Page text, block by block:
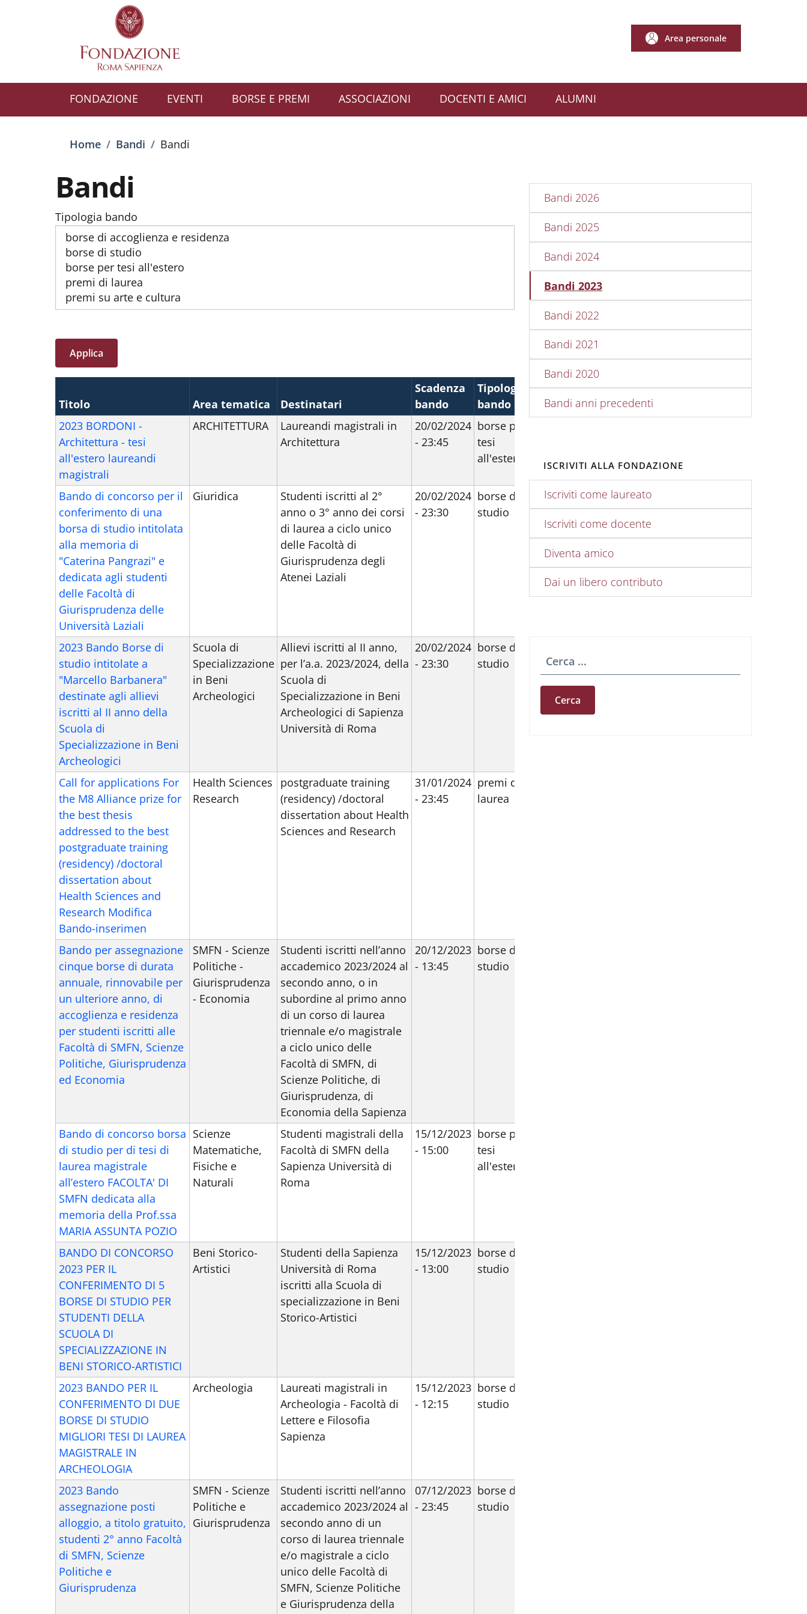
Salta al contenuto principale
Area personale
Area personale
FONDAZIONE EVENTI BORSE E PREMI ASSOCIAZIONI DOCENTI E AMICI ALUMNI
Briciole di pane
Home / Bandi / Bandi
Bandi
Tipologia bando
Titolo Area tematica Destinatari
Scadenza
bando
Tipologia
bando
Borse
disponibili
importo
borsa
2023 BORDONI -
Architettura - tesi
all'estero laureandi
magistrali
ARCHITETTURA
Laureandi magistrali in
Architettura
20/02/2024
- 23:45
borse per
tesi
all'estero
Bando di concorso per il
conferimento di una
borsa di studio intitolata
alla memoria di
"Caterina Pangrazi" e
dedicata agli studenti
delle Facoltà di
Giurisprudenza delle
Università Laziali
Giuridica
Studenti iscritti al 2°
anno o 3° anno dei corsi
di laurea a ciclo unico
delle Facoltà di
Giurisprudenza degli
Atenei Laziali
20/02/2024
- 23:30
borse di
studio
€7.600,00
2023 Bando Borse di
studio intitolate a
"Marcello Barbanera"
destinate agli allievi
iscritti al II anno della
Scuola di
Specializzazione in Beni
Archeologici
Scuola di
Specializzazione
in Beni
Archeologici
Allievi iscritti al II anno,
per l’a.a. 2023/2024, della
Scuola di
Specializzazione in Beni
Archeologici di Sapienza
Università di Roma
20/02/2024
- 23:30
borse di
studio
Call for applications For
the M8 Alliance prize for
the best thesis
addressed to the best
postgraduate training
(residency) /doctoral
dissertation about
Health Sciences and
Research Modifica
Bando-inserimen
Health Sciences
Research
postgraduate training
(residency) /doctoral
dissertation about Health
Sciences and Research
31/01/2024
- 23:45
premi di
laurea
Bando per assegnazione
cinque borse di durata
annuale, rinnovabile per
un ulteriore anno, di
accoglienza e residenza
per studenti iscritti alle
Facoltà di SMFN, Scienze
Politiche, Giurisprudenza
ed Economia
SMFN - Scienze
Politiche -
Giurisprudenza
- Economia
Studenti iscritti nell’anno
accademico 2023/2024 al
secondo anno, o in
subordine al primo anno
di un corso di laurea
triennale e/o magistrale
a ciclo unico delle
Facoltà di SMFN, di
Scienze Politiche, di
Giurisprudenza, di
Economia della Sapienza
20/12/2023
- 13:45
borse di
studio
Bando di concorso borsa
di studio per di tesi di
laurea magistrale
all’estero FACOLTA' DI
SMFN dedicata alla
memoria della Prof.ssa
MARIA ASSUNTA POZIO
Scienze
Matematiche,
Fisiche e
Naturali
Studenti magistrali della
Facoltà di SMFN della
Sapienza Università di
Roma
15/12/2023
- 15:00
borse per
tesi
all'estero
BANDO DI CONCORSO
2023 PER IL
CONFERIMENTO DI 5
BORSE DI STUDIO PER
STUDENTI DELLA
SCUOLA DI
SPECIALIZZAZIONE IN
BENI STORICO-ARTISTICI
Beni Storico-
Artistici
Studenti della Sapienza
Università di Roma
iscritti alla Scuola di
specializzazione in Beni
Storico-Artistici
15/12/2023
- 13:00
borse di
studio
2023 BANDO PER IL
CONFERIMENTO DI DUE
BORSE DI STUDIO
MIGLIORI TESI DI LAUREA
MAGISTRALE IN
ARCHEOLOGIA
Archeologia
Laureati magistrali in
Archeologia - Facoltà di
Lettere e Filosofia
Sapienza
15/12/2023
- 12:15
borse di
studio
2023 Bando
assegnazione posti
alloggio, a titolo gratuito,
studenti 2° anno Facoltà
di SMFN, Scienze
Politiche e
Giurisprudenza
SMFN - Scienze
Politiche e
Giurisprudenza
Studenti iscritti nell’anno
accademico 2023/2024 al
secondo anno di un
corso di laurea triennale
e/o magistrale a ciclo
unico delle Facoltà di
SMFN, Scienze Politiche
e Giurisprudenza della
07/12/2023
- 23:45
borse di
studio
Bandi 2026
Bandi 2025
Bandi 2024
Bandi 2023
Bandi 2022
Bandi 2021
Bandi 2020
Bandi anni precedenti
ISCRIVITI ALLA FONDAZIONE
Iscriviti come laureato
Iscriviti come docente
Diventa amico
Dai un libero contributo
Cerca